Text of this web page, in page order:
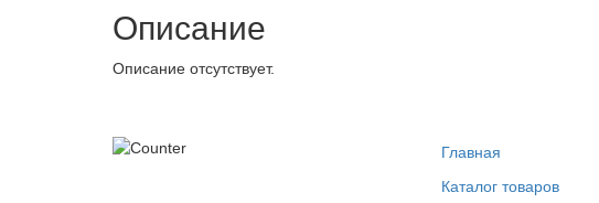
Описание
Описание отсутствует.
Главная
Каталог товаров